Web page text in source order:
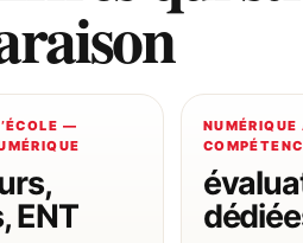
—
ENT